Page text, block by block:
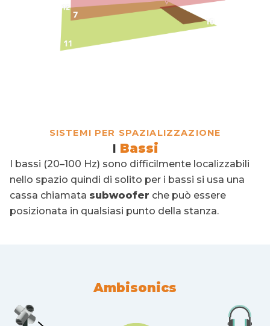
SISTEMI PER SPAZIALIZZAZIONE
I Bassi
I bassi (20–100 Hz) sono difficilmente localizzabili
nello spazio quindi di solito per i bassi si usa una
cassa chiamata subwoofer che può essere
posizionata in qualsiasi punto della stanza.
Ambisonics